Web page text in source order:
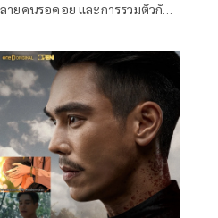
ายคนรอคอย และการรวมตัวกัน
เพื่อนรัก ต้องพังทลาย เพราะรัก
ประชันบทบาทกับ 2 สาว มาเบล